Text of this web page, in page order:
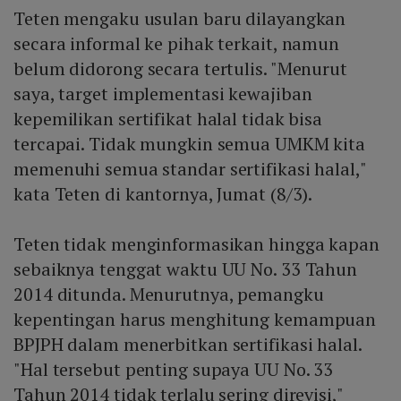
Teten mengaku usulan baru dilayangkan
secara informal ke pihak terkait, namun
belum didorong secara tertulis. "Menurut
saya, target implementasi kewajiban
kepemilikan sertifikat halal tidak bisa
tercapai. Tidak mungkin semua UMKM kita
memenuhi semua standar sertifikasi halal,"
kata Teten di kantornya, Jumat (8/3).
Teten tidak menginformasikan hingga kapan
sebaiknya tenggat waktu UU No. 33 Tahun
2014 ditunda. Menurutnya, pemangku
kepentingan harus menghitung kemampuan
BPJPH dalam menerbitkan sertifikasi halal.
"Hal tersebut penting supaya UU No. 33
Tahun 2014 tidak terlalu sering direvisi,"